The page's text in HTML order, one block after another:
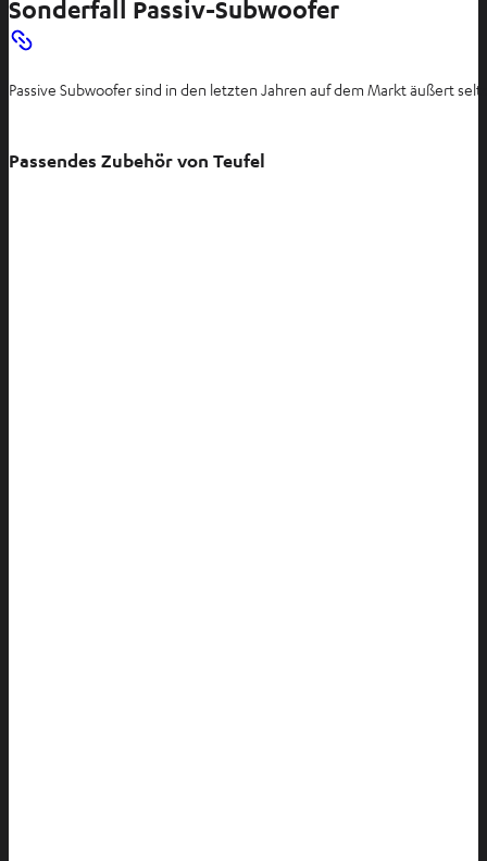
Sonderfall Passiv-Subwoofer
Passive Subwoofer sind in den letzten Jahren auf dem Markt äußert
Passendes Zubehör von Teufel